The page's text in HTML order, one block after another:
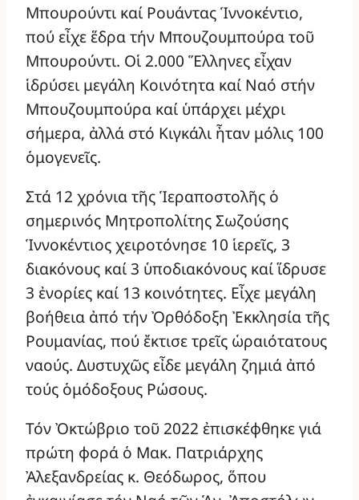
Μπουρούντι καί Ρουάντας Ἱννοκέντιο,
πού εἶχε ἕδρα τήν Μπουζουμπούρα τοῦ
Μπουρούντι. Οἱ 2.000 Ἕλληνες εἶχαν
ἱδρύσει μεγάλη Κοινότητα καί Ναό στήν
Μπουζουμπούρα καί ὑπάρχει μέχρι
σήμερα, ἀλλά στό Κιγκάλι ἦταν μόλις 100
ὁμογενεῖς.
Στά 12 χρόνια τῆς Ἱεραποστολῆς ὁ
σημερινός Μητροπολίτης Σωζούσης
Ἱννοκέντιος χειροτόνησε 10 ἱερεῖς, 3
διακόνους καί 3 ὑποδιακόνους καί ἵδρυσε
3 ἐνορίες καί 13 κοινότητες. Εἶχε μεγάλη
βοήθεια ἀπό τήν Ὀρθόδοξη Ἐκκλησία τῆς
Ρουμανίας, πού ἔκτισε τρεῖς ὡραιότατους
ναούς. Δυστυχῶς εἶδε μεγάλη ζημιά ἀπό
τούς ὁμόδοξους Ρώσους.
Τόν Ὀκτώβριο τοῦ 2022 ἐπισκέφθηκε γιά
πρώτη φορά ὁ Μακ. Πατριάρχης
Ἀλεξανδρείας κ. Θεόδωρος, ὅπου